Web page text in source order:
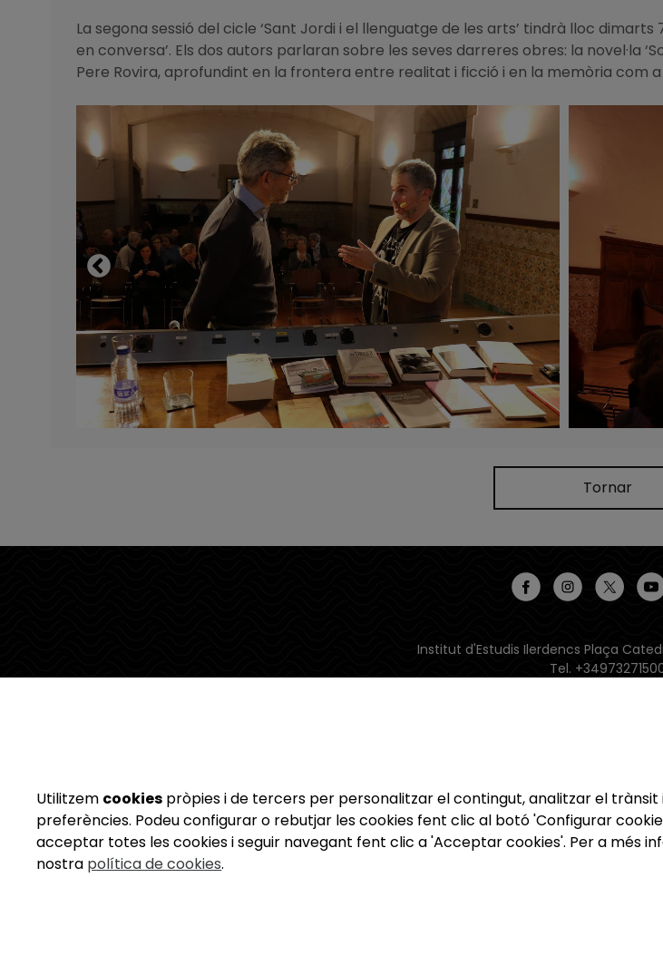
La segona sessió del cicle ‘Sant Jordi i el llenguatge de les arts’ tindrà lloc
en conversa’. Els dos autors parlaran sobre les seves darreres obres: la novel·la
Pere Rovira, aprofundint en la frontera entre realitat i ficció i en la memòria com
Tornar
Institut d'Estudis Ilerdencs Plaça
Tel.
Utilitzem cookies pròpies i de tercers per personalitzar el contingut, analitzar el trànsit
preferències. Podeu configurar o rebutjar les cookies fent clic al botó 'Configurar
acceptar totes les cookies i seguir navegant fent clic a 'Acceptar cookies'. Per a més
nostra política de cookies.